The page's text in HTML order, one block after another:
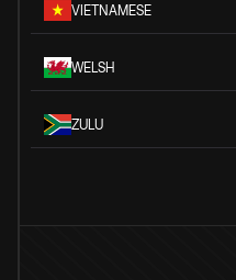
VIETNAMESE
WELSH
ZULU